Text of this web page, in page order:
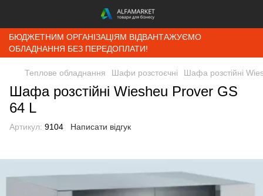
БЮДЖЕТНИМ ОРГАНІЗАЦІЯМ ВІДВАНТАЖУЄМО
ОБЛАДНАННЯ БЕЗ ПЕРЕДОПЛАТИ!
Теплове обладнання Шафи розстоєчні Шафа розстійні
Шафа розстійні Wiesheu Prover GS
64 L
Артикул: 9104 Написати відгук